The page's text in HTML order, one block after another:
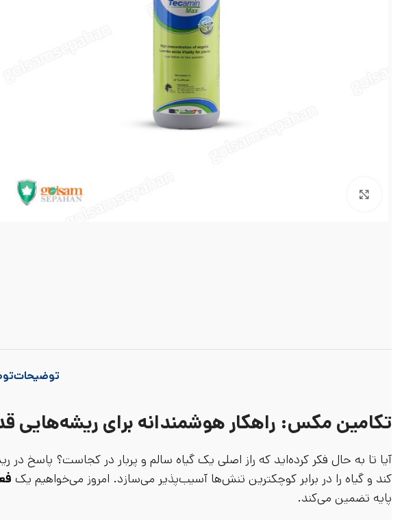
توضیحات
تکامین مکس: راهکار هوشمندانه برای ریشه‌هایی
آیا تا به حال فکر کرده‌اید که راز اصلی یک گیاه سالم و پربار در کجاست؟
کند و گیاه را در برابر کوچکترین تنش‌ها آسیب‌پذیر می‌سازد. امروز می‌خواهیم یک
پایه تضمین می‌کند.